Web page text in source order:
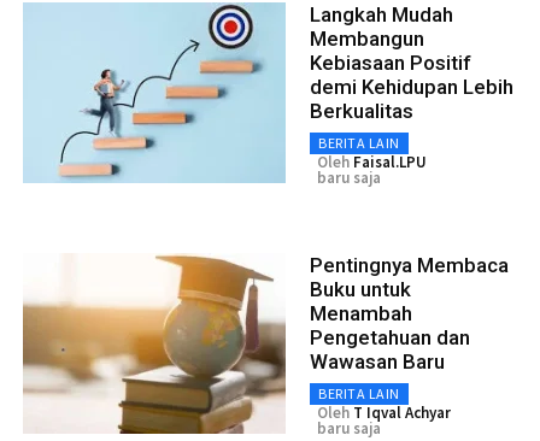
Langkah Mudah
Membangun
Kebiasaan Positif
demi Kehidupan Lebih
Berkualitas
BERITA LAIN
Oleh Faisal.LPU
baru saja
Pentingnya Membaca
Buku untuk
Menambah
Pengetahuan dan
Wawasan Baru
BERITA LAIN
Oleh T Iqval Achyar
baru saja